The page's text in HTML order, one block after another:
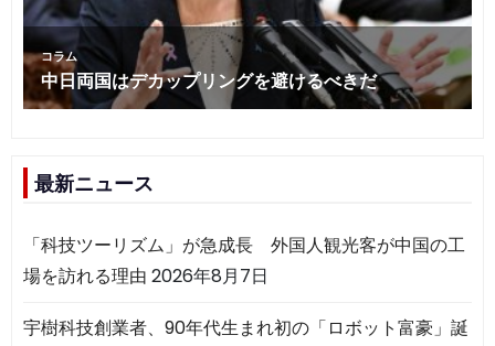
最新ニュース
「科技ツーリズム」が急成長 外国人観光客が中国の工
場を訪れる理由 2026年8月7日
宇樹科技創業者、90年代生まれ初の「ロボット富豪」誕